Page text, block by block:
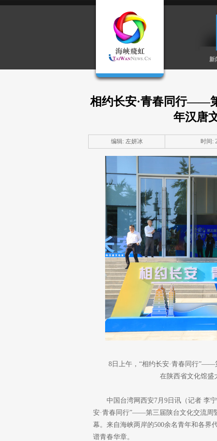
新
相约长安·青春同行——
年汉唐
编辑: 左妍冰 时间:
8日上午，“相约长安·青春同行
在陕西省文化馆盛
中国台湾网西安7月9日讯（记者 李
安·青春同行”——第三届陕台文化交流周
幕。来自海峡两岸的500余名青年和各界
谱青春华章。